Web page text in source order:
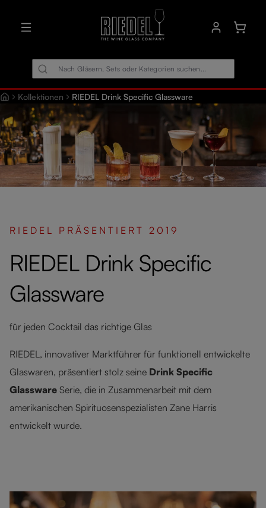
Kollektionen RIEDEL Drink Specific Glassware
RIEDEL PRÄSENTIERT 2019
RIEDEL Drink Specific
Glassware
für jeden Cocktail das richtige Glas
RIEDEL, innovativer Marktführer für funktionell entwickelte
Glaswaren, präsentiert stolz seine Drink Specific
Glassware Serie, die in Zusammenarbeit mit dem
amerikanischen Spirituosenspezialisten Zane Harris
entwickelt wurde.